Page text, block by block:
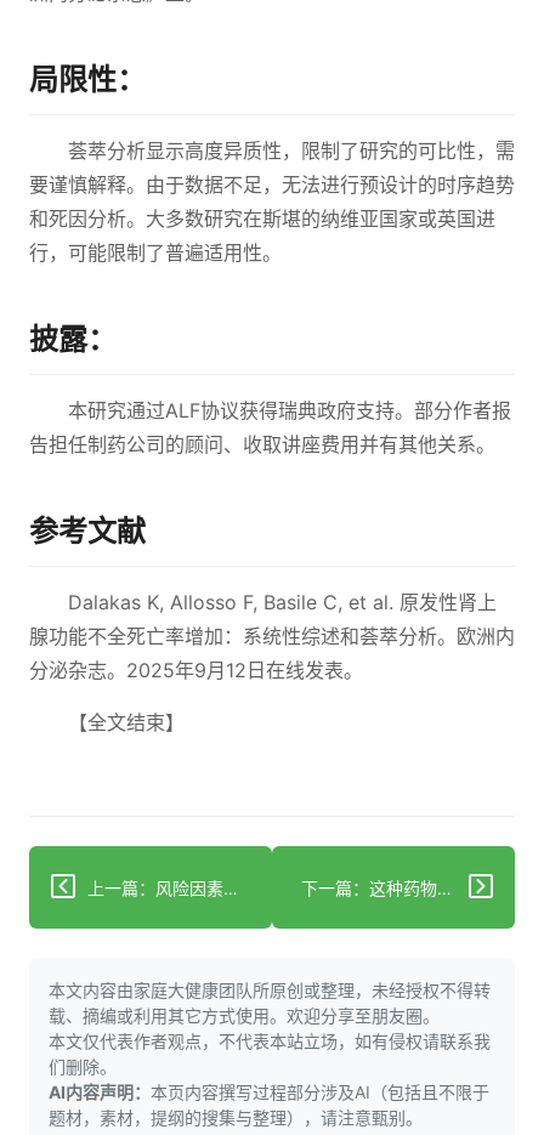
局限性：
荟萃分析显示高度异质性，限制了研究的可比性，需
要谨慎解释。由于数据不足，无法进行预设计的时序趋势
和死因分析。大多数研究在斯堪的纳维亚国家或英国进
行，可能限制了普遍适用性。
披露：
本研究通过ALF协议获得瑞典政府支持。部分作者报
告担任制药公司的顾问、收取讲座费用并有其他关系。
参考文献
Dalakas K, Allosso F, Basile C, et al. 原发性肾上
腺功能不全死亡率增加：系统性综述和荟萃分析。欧洲内
分泌杂志。2025年9月12日在线发表。
【全文结束】
上一篇：风险因素持续上升：心脏病仍是头号死因 下一篇：这种药物会摧毁你的心脏，却仍然合法：美国顶级心脏病专家警告
本文内容由家庭大健康团队所原创或整理，未经授权不得转
载、摘编或利用其它方式使用。欢迎分享至朋友圈。
本文仅代表作者观点，不代表本站立场，如有侵权请联系我
们删除。
AI内容声明： 本页内容撰写过程部分涉及AI（包括且不限于
题材，素材，提纲的搜集与整理），请注意甄别。